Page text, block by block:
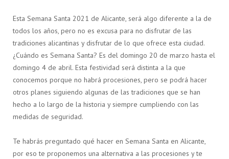
Esta Semana Santa 2021 de Alicante, será algo diferente a la de
todos los años, pero no es excusa para no disfrutar de las
tradiciones alicantinas y disfrutar de lo que ofrece esta ciudad.
¿Cuándo es Semana Santa? Es del domingo 20 de marzo hasta el
domingo 4 de abril. Esta festividad será distinta a la que
conocemos porque no habrá procesiones, pero se podrá hacer
otros planes siguiendo algunas de las tradiciones que se han
hecho a lo largo de la historia y siempre cumpliendo con las
medidas de seguridad.
Te habrás preguntado qué hacer en Semana Santa en Alicante,
por eso te proponemos una alternativa a las procesiones y te